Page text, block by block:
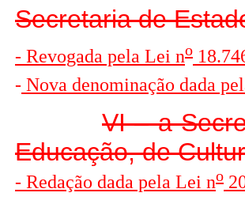
Secretaria de
- Revogada pela Lei no
- Nova denominação dada
VI – a
Educação, de
- Redação dada pela Lei no